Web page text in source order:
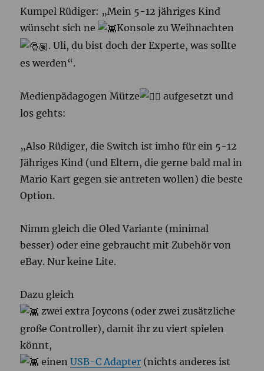
Kumpel Rüdiger: „Mein 5-12 jähriges Kind
wünscht sich ne
Konsole zu Weihnachten
. Uli, du bist doch der Experte, was sollte
es werden“.
Medienpädagogen Mütze
aufgesetzt und
los gehts:
„Also Rüdiger, die Switch ist imho für ein 5-12
Jähriges Kind (und Eltern, die gerne bald mal in
Mario Kart gegen sie antreten wollen) die beste
Option.
Nimm gleich die Oled Variante (minimal
besser) oder eine gebraucht mit Zubehör von
eBay. Nur keine Lite.
Dazu gleich
zwei extra Joycons (oder zwei zusätzliche
große Controller), damit ihr zu viert spielen
könnt,
einenUSB-C Adapter (nichts anderes ist